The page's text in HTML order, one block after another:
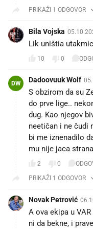
PRIKAŽI 1 ODGOVOR
Bila Vojska
Lik uništia
10 0
DW Dadoovuuk Wolf
S obzirom da su
do prve lige..
dug. Kao njegov
neetičan i ne čudi
bi me iznenadilo
mu nije jaca
2 0
PRIKAŽI 1 ODGOVOR
Novak Petrović
A ova ekipa u
ni da bekne, i